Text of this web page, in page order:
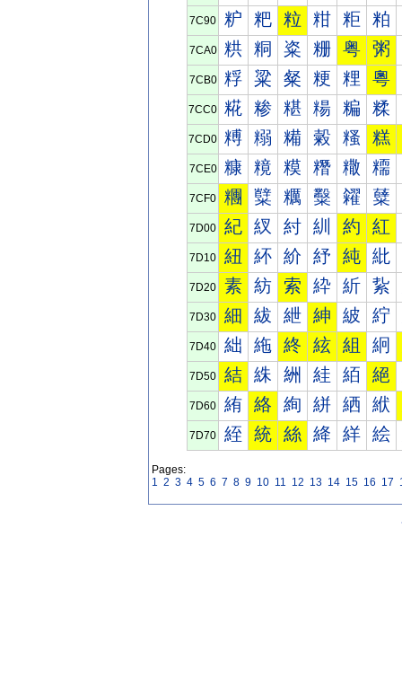
7C90 粐 粑 粒 粓 粔 粕
7CA0 粠 粡 粢 粣 粤 粥
7CB0 粰 粱 粲 粳 粴 粵
7CC0 糀 糁 糂 糃 糄 糅
7CD0 糐 糑 糒 糓 糔 糕
7CE0 糠 糡 糢 糣 糤 糥
7CF0 糰 糱 糲 糳 糴 糵
7D00 紀 紁 紂 紃 約 紅
7D10 紐 紑 紒 紓 純 紕
7D20 素 紡 索 紣 紤 紥
7D30 細 紱 紲 紳 紴 紵
7D40 絀 絁 終 絃 組 絅
7D50 結 絑 絒 絓 絔 絕
7D60 絠 絡 絢 絣 絤 絥
7D70 絰 統 絲 絳 絴 絵
Pages:
1 2 3 4 5 6 7 8 9 10 11 12 13 14 15 16 17